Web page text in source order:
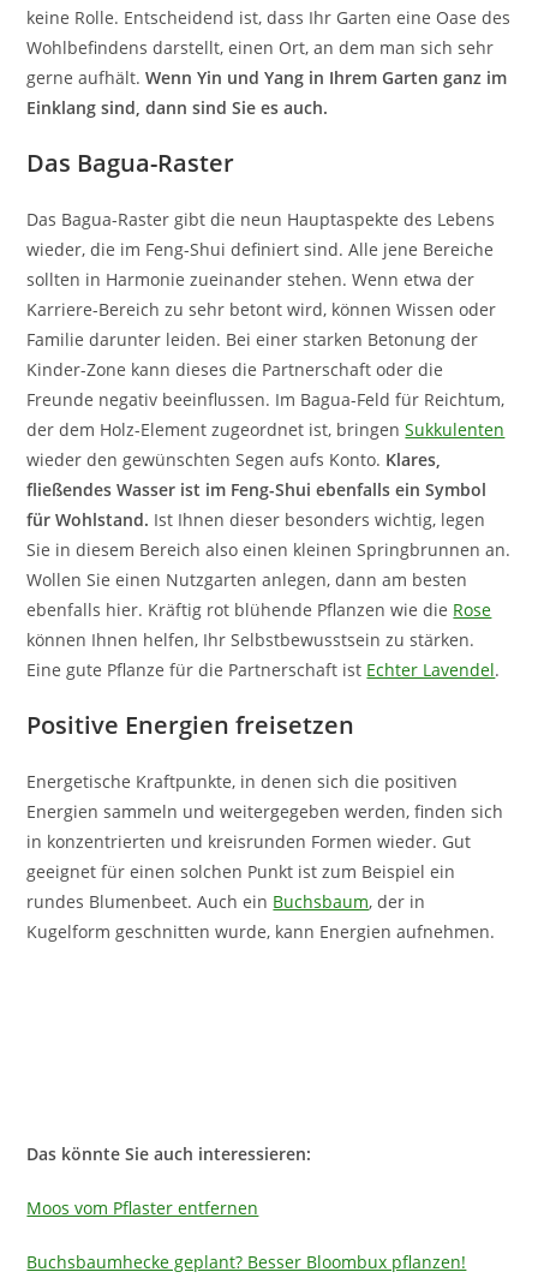
keine Rolle. Entscheidend ist, dass Ihr Garten eine Oase des
Wohlbefindens darstellt, einen Ort, an dem man sich sehr
gerne aufhält.Wenn Yin und Yang in Ihrem Garten ganz im
Einklang sind, dann sind Sie es auch.
Das Bagua-Raster
Das Bagua-Raster gibt die neun Hauptaspekte des Lebens
wieder, die im Feng-Shui definiert sind. Alle jene Bereiche
sollten in Harmonie zueinander stehen. Wenn etwa der
Karriere-Bereich zu sehr betont wird, können Wissen oder
Familie darunter leiden. Bei einer starken Betonung der
Kinder-Zone kann dieses die Partnerschaft oder die
Freunde negativ beeinflussen. Im Bagua-Feld für Reichtum,
der dem Holz-Element zugeordnet ist, bringenSukkulenten
wieder den gewünschten Segen aufs Konto. Klares,
fließendes Wasser ist im Feng-Shui ebenfalls ein Symbol
für Wohlstand. Ist Ihnen dieser besonders wichtig, legen
Sie in diesem Bereich also einen kleinen Springbrunnen an.
Wollen Sie einen Nutzgarten anlegen, dann am besten
ebenfalls hier. Kräftig rot blühende Pflanzen wie die Rose
können Ihnen helfen, Ihr Selbstbewusstsein zu stärken.
Eine gute Pflanze für die Partnerschaft ist Echter Lavendel.
Positive Energien freisetzen
Energetische Kraftpunkte, in denen sich die positiven
Energien sammeln und weitergegeben werden, finden sich
in konzentrierten und kreisrunden Formen wieder. Gut
geeignet für einen solchen Punkt ist zum Beispiel ein
rundes Blumenbeet. Auch ein Buchsbaum, der in
Kugelform geschnitten wurde, kann Energien aufnehmen.
Das könnte Sie auch interessieren:
Moos vom Pflaster entfernen
Buchsbaumhecke geplant? Besser Bloombux pflanzen!